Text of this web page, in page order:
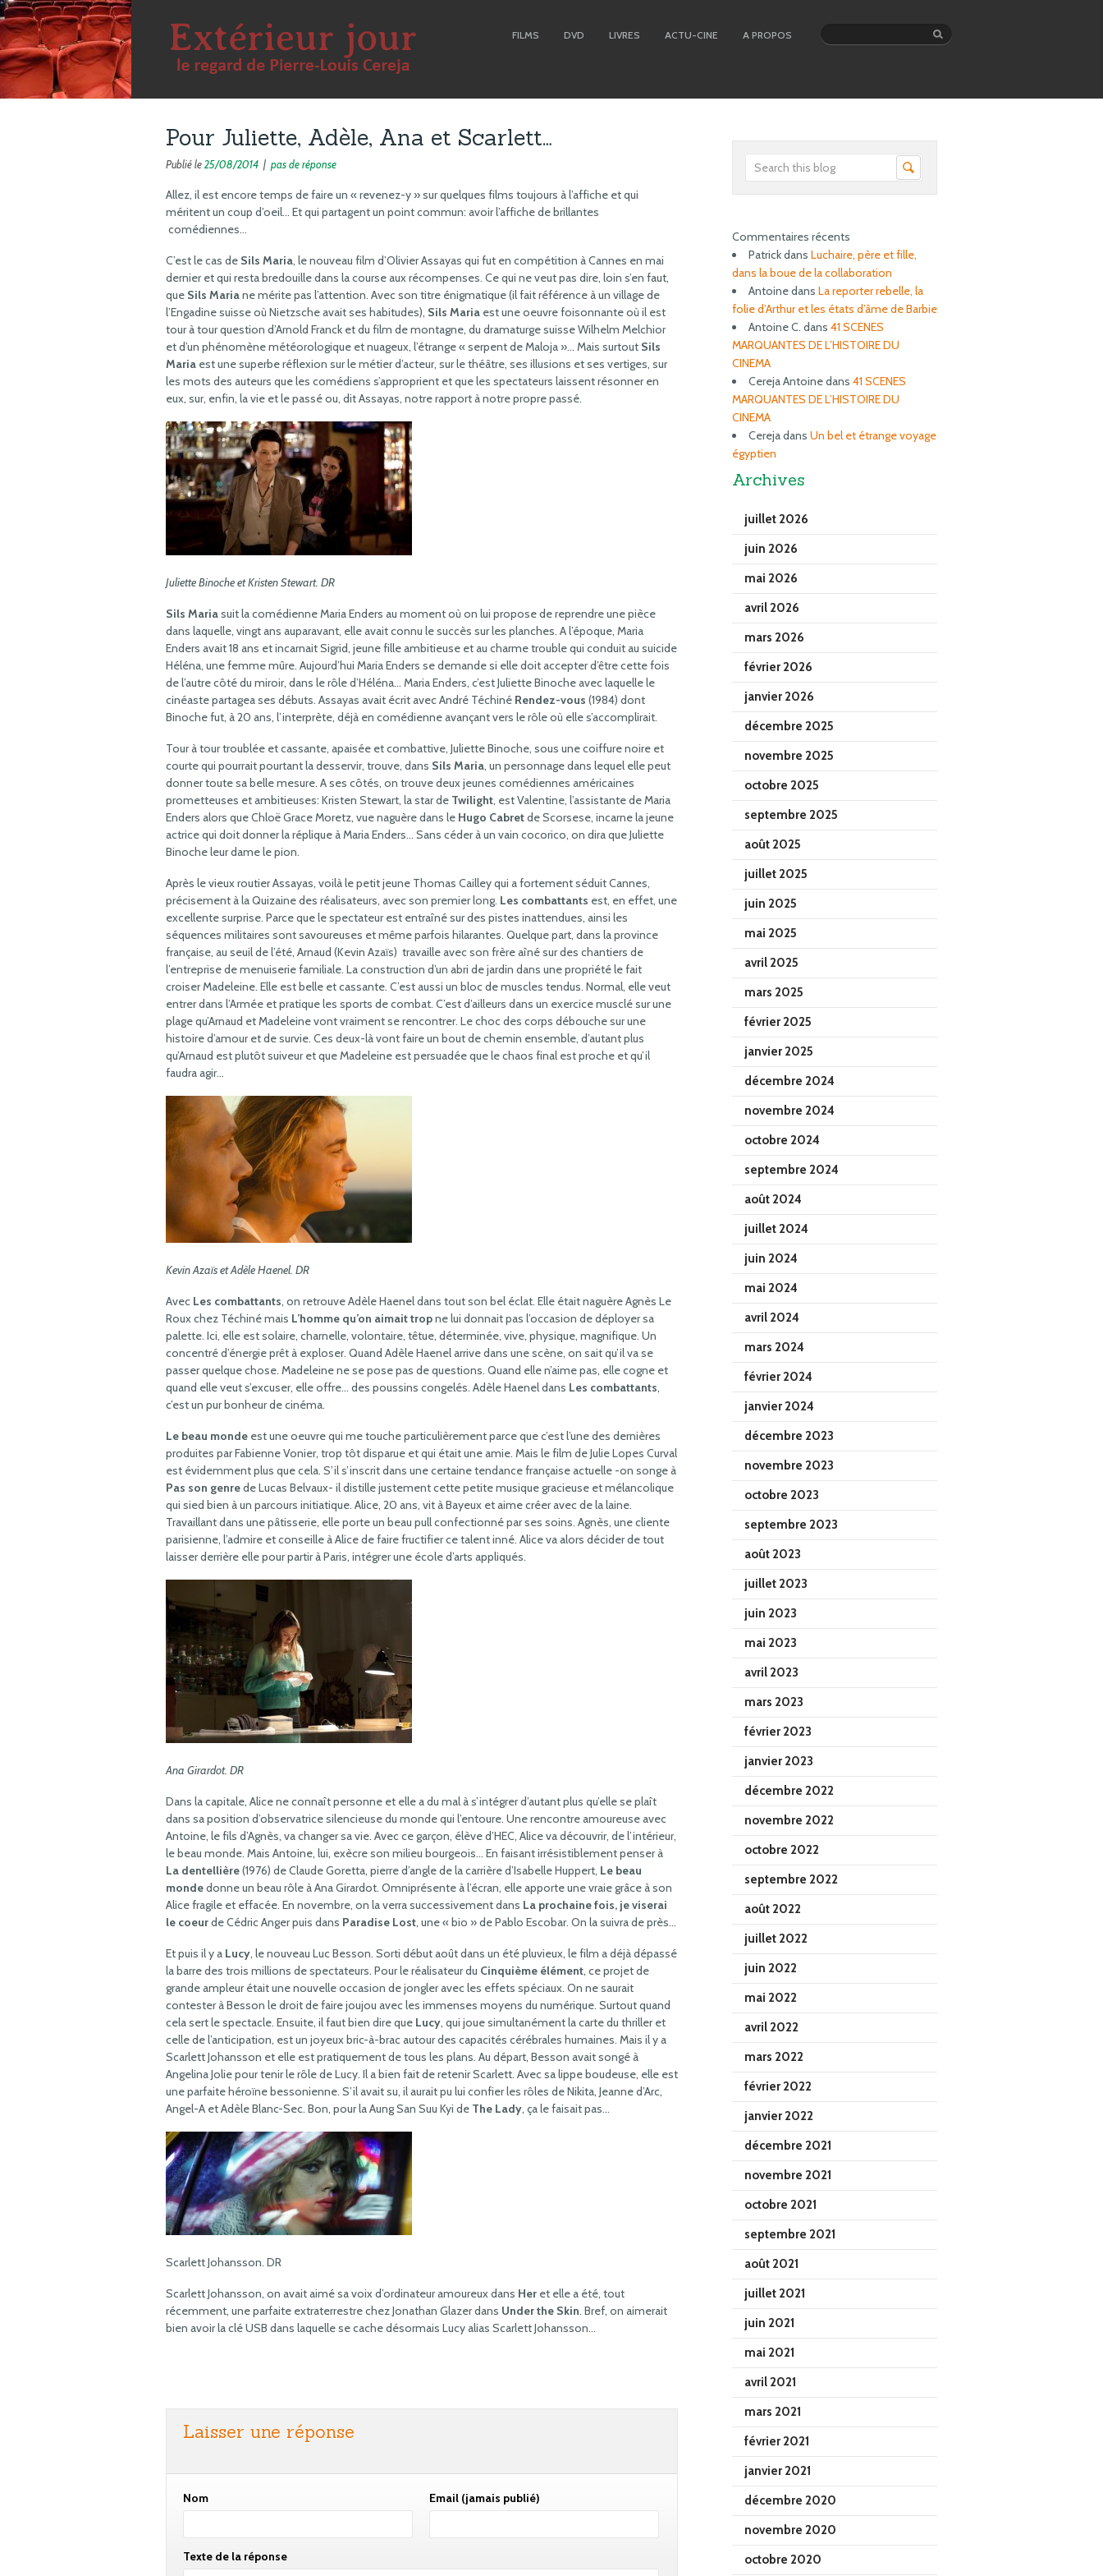
FILMS DVD LIVRES ACTU-CINE A PROPOS
Pour Juliette, Adèle, Ana et Scarlett…
Publié le25/08/2014 | pas de réponse
Allez, il est encore temps de faire un « revenez-y » sur quelques films toujours à l’affiche et qui
méritent un coup d’oeil… Et qui partagent un point commun: avoir l’affiche de brillantes
comédiennes…
C’est le cas de Sils Maria, le nouveau film d’Olivier Assayas qui fut en compétition à Cannes en mai
dernier et qui resta bredouille dans la course aux récompenses. Ce qui ne veut pas dire, loin s’en faut,
que Sils Mariane mérite pas l’attention. Avec son titre énigmatique (il fait référence à un village de
l’Engadine suisse où Nietzsche avait ses habitudes), Sils Maria est une oeuvre foisonnante où il est
tour à tour question d’Arnold Franck et du film de montagne, du dramaturge suisse Wilhelm Melchior
et d’un phénomène météorologique et nuageux, l’étrange « serpent de Maloja »… Mais surtout Sils
Maria est une superbe réflexion sur le métier d’acteur, sur le théâtre, ses illusions et ses vertiges, sur
les mots des auteurs que les comédiens s’approprient et que les spectateurs laissent résonner en
eux, sur, enfin, la vie et le passé ou, dit Assayas, notre rapport à notre propre passé.
Juliette Binoche et Kristen Stewart. DR
Sils Mariasuit la comédienne Maria Enders au moment où on lui propose de reprendre une pièce
dans laquelle, vingt ans auparavant, elle avait connu le succès sur les planches. A l’époque, Maria
Enders avait 18 ans et incarnait Sigrid, jeune fille ambitieuse et au charme trouble qui conduit au suicide
Héléna, une femme mûre. Aujourd’hui Maria Enders se demande si elle doit accepter d’être cette fois
de l’autre côté du miroir, dans le rôle d’Héléna… Maria Enders, c’est Juliette Binoche avec laquelle le
cinéaste partagea ses débuts. Assayas avait écrit avec André Téchiné Rendez-vous (1984) dont
Binoche fut, à 20 ans, l’interprète, déjà en comédienne avançant vers le rôle où elle s’accomplirait.
Tour à tour troublée et cassante, apaisée et combattive, Juliette Binoche, sous une coiffure noire et
courte qui pourrait pourtant la desservir, trouve, dans Sils Maria, un personnage dans lequel elle peut
donner toute sa belle mesure. A ses côtés, on trouve deux jeunes comédiennes américaines
prometteuses et ambitieuses: Kristen Stewart, la star de Twilight, est Valentine, l’assistante de Maria
Enders alors que Chloë Grace Moretz, vue naguère dans le Hugo Cabretde Scorsese, incarne la jeune
actrice qui doit donner la réplique à Maria Enders… Sans céder à un vain cocorico, on dira que Juliette
Binoche leur dame le pion.
Après le vieux routier Assayas, voilà le petit jeune Thomas Cailley qui a fortement séduit Cannes,
précisement à la Quizaine des réalisateurs, avec son premier long. Les combattants est, en effet, une
excellente surprise. Parce que le spectateur est entraîné sur des pistes inattendues, ainsi les
séquences militaires sont savoureuses et même parfois hilarantes. Quelque part, dans la province
française, au seuil de l’été, Arnaud (Kevin Azaïs) travaille avec son frère aîné sur des chantiers de
l’entreprise de menuiserie familiale. La construction d’un abri de jardin dans une propriété le fait
croiser Madeleine. Elle est belle et cassante. C’est aussi un bloc de muscles tendus. Normal, elle veut
entrer dans l’Armée et pratique les sports de combat. C’est d’ailleurs dans un exercice musclé sur une
plage qu’Arnaud et Madeleine vont vraiment se rencontrer. Le choc des corps débouche sur une
histoire d’amour et de survie. Ces deux-là vont faire un bout de chemin ensemble, d’autant plus
qu’Arnaud est plutôt suiveur et que Madeleine est persuadée que le chaos final est proche et qu’il
faudra agir…
Kevin Azaïs et Adèle Haenel. DR
Avec Les combattants, on retrouve Adèle Haenel dans tout son bel éclat. Elle était naguère Agnès Le
Roux chez Téchiné mais L’homme qu’on aimait tropne lui donnait pas l’occasion de déployer sa
palette. Ici, elle est solaire, charnelle, volontaire, têtue, déterminée, vive, physique, magnifique. Un
concentré d’énergie prêt à exploser. Quand Adèle Haenel arrive dans une scène, on sait qu’il va se
passer quelque chose. Madeleine ne se pose pas de questions. Quand elle n’aime pas, elle cogne et
quand elle veut s’excuser, elle offre… des poussins congelés. Adèle Haenel dans Les combattants,
c’est un pur bonheur de cinéma.
Le beau monde est une oeuvre qui me touche particulièrement parce que c’est l’une des dernières
produites par Fabienne Vonier, trop tôt disparue et qui était une amie. Mais le film de Julie Lopes Curval
est évidemment plus que cela. S’il s’inscrit dans une certaine tendance française actuelle -on songe à
Pas son genrede Lucas Belvaux- il distille justement cette petite musique gracieuse et mélancolique
qui sied bien à un parcours initiatique. Alice, 20 ans, vit à Bayeux et aime créer avec de la laine.
Travaillant dans une pâtisserie, elle porte un beau pull confectionné par ses soins. Agnès, une cliente
parisienne, l’admire et conseille à Alice de faire fructifier ce talent inné. Alice va alors décider de tout
laisser derrière elle pour partir à Paris, intégrer une école d’arts appliqués.
Ana Girardot. DR
Dans la capitale, Alice ne connaît personne et elle a du mal à s’intégrer d’autant plus qu’elle se plaît
dans sa position d’observatrice silencieuse du monde qui l’entoure. Une rencontre amoureuse avec
Antoine, le fils d’Agnès, va changer sa vie. Avec ce garçon, élève d’HEC, Alice va découvrir, de l’intérieur,
le beau monde. Mais Antoine, lui, exècre son milieu bourgeois… En faisant irrésistiblement penser à
La dentellière(1976) de Claude Goretta, pierre d’angle de la carrière d’Isabelle Huppert, Le beau
mondedonne un beau rôle à Ana Girardot. Omniprésente à l’écran, elle apporte une vraie grâce à son
Alice fragile et effacée. En novembre, on la verra successivement dans La prochaine fois, je viserai
le coeurde Cédric Anger puis dans Paradise Lost, une « bio » de Pablo Escobar. On la suivra de près…
Et puis il y a Lucy, le nouveau Luc Besson. Sorti début août dans un été pluvieux, le film a déjà dépassé
la barre des trois millions de spectateurs. Pour le réalisateur du Cinquième élément, ce projet de
grande ampleur était une nouvelle occasion de jongler avec les effets spéciaux. On ne saurait
contester à Besson le droit de faire joujou avec les immenses moyens du numérique. Surtout quand
cela sert le spectacle. Ensuite, il faut bien dire que Lucy, qui joue simultanément la carte du thriller et
celle de l’anticipation, est un joyeux bric-à-brac autour des capacités cérébrales humaines. Mais il y a
Scarlett Johansson et elle est pratiquement de tous les plans. Au départ, Besson avait songé à
Angelina Jolie pour tenir le rôle de Lucy. Il a bien fait de retenir Scarlett. Avec sa lippe boudeuse, elle est
une parfaite héroïne bessonienne. S’il avait su, il aurait pu lui confier les rôles de Nikita, Jeanne d’Arc,
Angel-A et Adèle Blanc-Sec. Bon, pour la Aung San Suu Kyi de The Lady, ça le faisait pas…
Scarlett Johansson. DR
Scarlett Johansson, on avait aimé sa voix d’ordinateur amoureux dans Her et elle a été, tout
récemment, une parfaite extraterrestre chez Jonathan Glazer dans Under the Skin. Bref, on aimerait
bien avoir la clé USB dans laquelle se cache désormais Lucy alias Scarlett Johansson…
Laisser une réponse
Nom Email (jamais publié)
Texte de la réponse
Commentaires récents
Patrickdans Luchaire, père et fille,
dans la boue de la collaboration
Antoinedans La reporter rebelle, la
folie d’Arthur et les états d’âme de Barbie
Antoine C. dans 41 SCENES
MARQUANTES DE L’HISTOIRE DU
CINEMA
Cereja Antoinedans 41 SCENES
MARQUANTES DE L’HISTOIRE DU
CINEMA
Cerejadans Un bel et étrange voyage
égyptien
Archives
juillet 2026
juin 2026
mai 2026
avril 2026
mars 2026
février 2026
janvier 2026
décembre 2025
novembre 2025
octobre 2025
septembre 2025
août 2025
juillet 2025
juin 2025
mai 2025
avril 2025
mars 2025
février 2025
janvier 2025
décembre 2024
novembre 2024
octobre 2024
septembre 2024
août 2024
juillet 2024
juin 2024
mai 2024
avril 2024
mars 2024
février 2024
janvier 2024
décembre 2023
novembre 2023
octobre 2023
septembre 2023
août 2023
juillet 2023
juin 2023
mai 2023
avril 2023
mars 2023
février 2023
janvier 2023
décembre 2022
novembre 2022
octobre 2022
septembre 2022
août 2022
juillet 2022
juin 2022
mai 2022
avril 2022
mars 2022
février 2022
janvier 2022
décembre 2021
novembre 2021
octobre 2021
septembre 2021
août 2021
juillet 2021
juin 2021
mai 2021
avril 2021
mars 2021
février 2021
janvier 2021
décembre 2020
novembre 2020
octobre 2020